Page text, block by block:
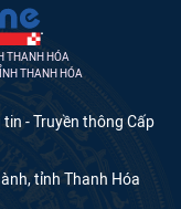
THANH HÓA
THANH HÓA
- Truyền thông Cấp
tỉnh Thanh Hóa